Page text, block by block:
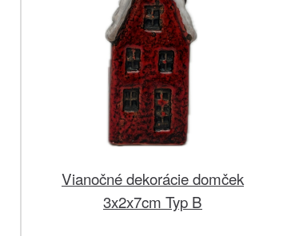
Vianočné dekorácie domček
3x2x7cm Typ B